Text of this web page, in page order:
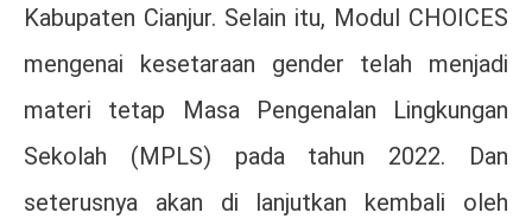
Kabupaten Cianjur. Selain itu, Modul CHOICES
mengenai kesetaraan gender telah menjadi
materi tetap Masa Pengenalan Lingkungan
Sekolah (MPLS) pada tahun 2022. Dan
seterusnya akan di lanjutkan kembali oleh